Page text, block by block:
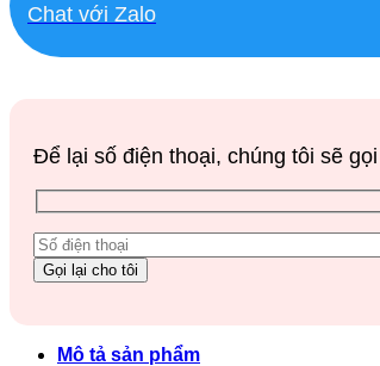
Chat với Zalo
Để lại số điện thoại, chúng tôi sẽ
Mô tả sản phẩm